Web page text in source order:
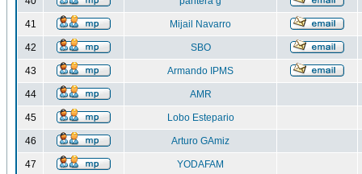
41 Mijail Navarro
42 SBO
43 Armando IPMS
44 AMR
45 Lobo Estepario
46 Arturo GAmiz
47 YODAFAM